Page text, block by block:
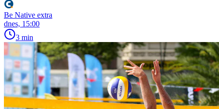
Be Native extra
dnes, 15:00
3 min